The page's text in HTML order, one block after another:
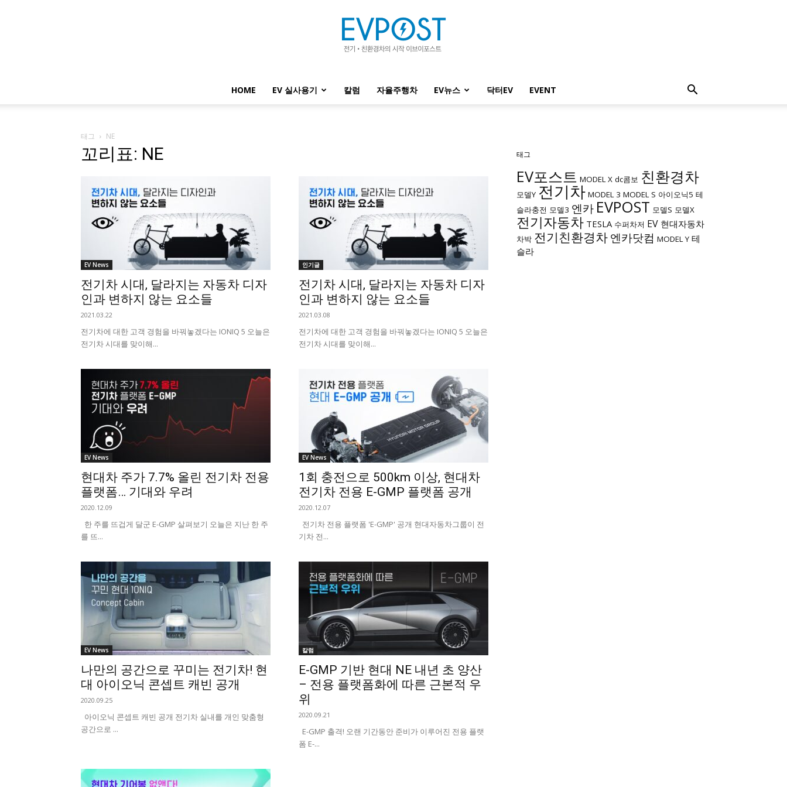
HOME EV 실사용기 칼럼 자율주행차 EV뉴스 닥터EV EVENT
태그 NE
꼬리표: NE
EV News
전기차 시대, 달라지는 자동차 디자
인과 변하지 않는 요소들
2021.03.22
전기차에 대한 고객 경험을 바꿔놓겠다는 IONIQ 5 오늘은
전기차 시대를 맞이해...
인기글
전기차 시대, 달라지는 자동차 디자
인과 변하지 않는 요소들
2021.03.08
전기차에 대한 고객 경험을 바꿔놓겠다는 IONIQ 5 오늘은
전기차 시대를 맞이해...
EV News
현대차 주가 7.7% 올린 전기차 전용
플랫폼… 기대와 우려
2020.12.09
한 주를 뜨겁게 달군 E-GMP 살펴보기 오늘은 지난 한 주
를 뜨...
EV News
1회 충전으로 500km 이상, 현대차
전기차 전용 E-GMP 플랫폼 공개
2020.12.07
전기차 전용 플랫폼 'E-GMP' 공개 현대자동차그룹이 전
기차 전...
EV News
나만의 공간으로 꾸미는 전기차! 현
대 아이오닉 콘셉트 캐빈 공개
2020.09.25
아이오닉 콘셉트 캐빈 공개 전기차 실내를 개인 맞춤형
공간으로 ...
칼럼
E-GMP 기반 현대 NE 내년 초 양산
– 전용 플랫폼화에 따른 근본적 우
위
2020.09.21
E-GMP 출격! 오랜 기간동안 준비가 이루어진 전용 플랫
폼 E-...
태그
EV포스트 MODEL X dc콤보 친환경차
모델Y 전기차 MODEL 3 MODEL S 아이오닉5 테
슬라충전 모델3 엔카 EVPOST 모델S 모델X
전기자동차 TESLA 수퍼차저 EV 현대자동차
차박 전기친환경차 엔카닷컴 MODEL Y 테
슬라